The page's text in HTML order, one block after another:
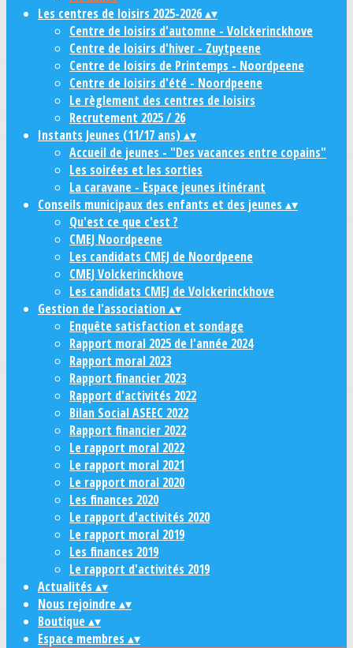
Les centres de loisirs 2025-2026▴▾
Centre de loisirs d'automne - Volckerinckhove
Centre de loisirs d'hiver - Zuytpeene
Centre de loisirs de Printemps - Noordpeene
Centre de loisirs d'été - Noordpeene
Le règlement des centres de loisirs
Recrutement 2025 / 26
Instants Jeunes (11/17 ans) ▴▾
Accueil de jeunes - "Des vacances entre copains"
Les soirées et les sorties
La caravane - Espace jeunes itinérant
Conseils municipaux des enfants et des jeunes ▴▾
Qu'est ce que c'est ?
CMEJ Noordpeene
Les candidats CMEJ de Noordpeene
CMEJ Volckerinckhove
Les candidats CMEJ de Volckerinckhove
Gestion de l'association▴▾
Enquête satisfaction et sondage
Rapport moral 2025 de l'année 2024
Rapport moral 2023
Rapport financier 2023
Rapport d'activités 2022
Bilan Social ASEEC 2022
Rapport financier 2022
Le rapport moral 2022
Le rapport moral 2021
Le rapport moral 2020
Les finances 2020
Le rapport d'activités 2020
Le rapport moral 2019
Les finances 2019
Le rapport d'activités 2019
Actualités ▴▾
Nous rejoindre▴▾
Boutique▴▾
Espace membres ▴▾